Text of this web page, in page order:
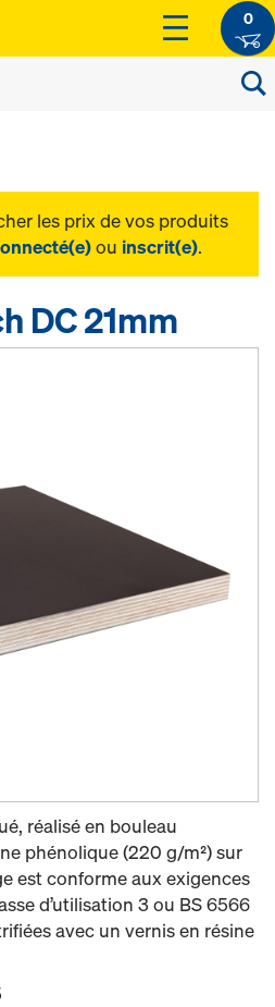
0
les prix de vos produits
ou inscrit(e).
DC 21mm
réalisé en bouleau
phénolique (220 g/m²) sur
est conforme aux exigences
d’utilisation 3 ou BS 6566
avec un vernis en résine